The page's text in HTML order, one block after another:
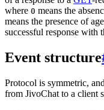
where 0 means the
means the presence of
successful response with
Event structure
Protocol is symmetric,
from JivoChat to a client